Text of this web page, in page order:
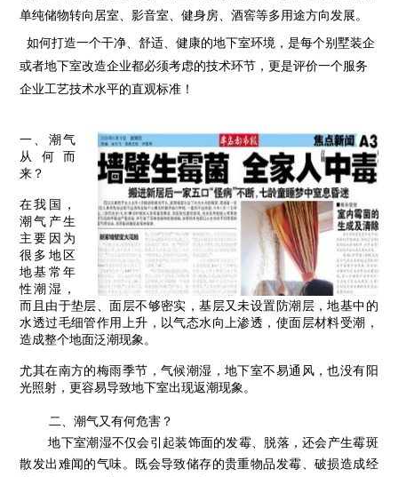
单纯储物转向居室、影音室、健身房、酒窖等多用途方向发展。
如何打造一个干净、舒适、健康的地下室环境，是每个别墅装企
或者地下室改造企业都必须考虑的技术环节，更是评价一个服务
企业工艺技术水平的直观标准！
一、潮气
从何而
来？
在我国，
潮气产生
主要因为
很多地区
地基常年
性潮湿，
而且由于垫层、面层不够密实，基层又未设置防潮层，地基中的
水透过毛细管作用上升，以气态水向上渗透，使面层材料受潮，
造成整个地面泛潮现象。
尤其在南方的梅雨季节，气候潮湿，地下室不易通风，也没有阳
光照射，更容易导致地下室出现返潮现象。
二、潮气又有何危害？
地下室潮湿不仅会引起装饰面的发霉、脱落，还会产生霉斑
散发出难闻的气味。既会导致储存的贵重物品发霉、破损造成经